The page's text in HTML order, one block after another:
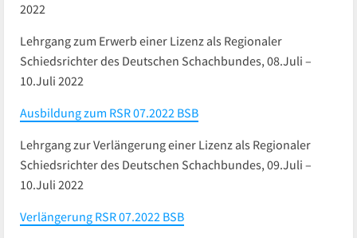
2022
Lehrgang zum Erwerb einer Lizenz als Regionaler
Schiedsrichter des Deutschen Schachbundes, 08.Juli –
10.Juli 2022
Ausbildung zum RSR 07.2022 BSB
Lehrgang zur Verlängerung einer Lizenz als Regionaler
Schiedsrichter des Deutschen Schachbundes, 09.Juli –
10.Juli 2022
Verlängerung RSR 07.2022 BSB